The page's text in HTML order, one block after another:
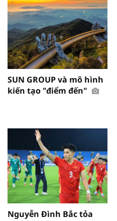
SUN GROUP và mô hình
kiến tạo "điểm đến"
Nguyễn Đình Bắc tỏa